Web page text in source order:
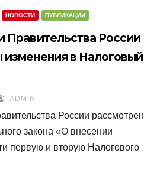
НОВОСТИ ПУБЛИКАЦИИ
Правительства России
изменения в Налоговый
ADMIN
России рассмотрен
закона «О внесении
первую и вторую Налогового